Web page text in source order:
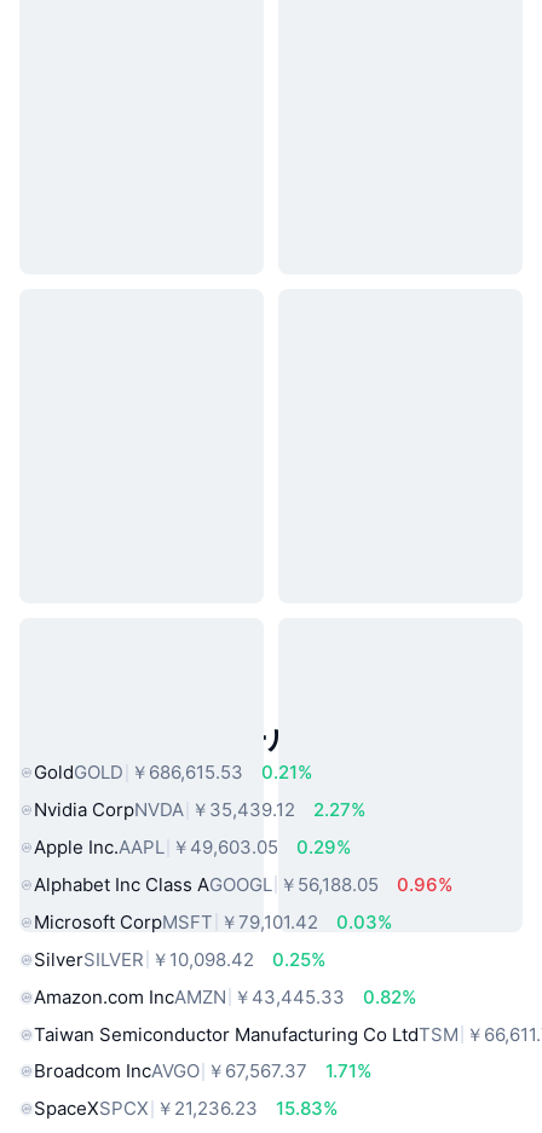
人気のリアルワールドアセット
GoldGOLD ￥686,615.53
0.21%
Nvidia CorpNVDA ￥35,439.12
2.27%
Apple Inc.AAPL ￥49,603.05
0.29%
Alphabet Inc Class AGOOGL ￥56,188.05
0.96%
Microsoft CorpMSFT ￥79,101.42
0.03%
SilverSILVER ￥10,098.42
0.25%
Amazon.com IncAMZN ￥43,445.33
0.82%
Taiwan Semiconductor Manufacturing Co LtdTSM ￥
Broadcom IncAVGO ￥67,567.37
1.71%
SpaceXSPCX ￥21,236.23
15.83%